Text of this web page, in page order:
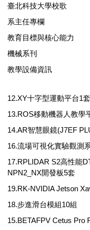
臺北科技大學校歌
系主任專欄
教育目標與核心能力
機械系刊
教學設備資訊
12.XY十字型運動平台1套
13.ROS移動機器人教學
14.AR智慧眼鏡(J7EF
16.流場可視化實驗觀測
17.RPLIDAR S2高性能
NPN2_NX開發板5套
19.RK-NVIDIA Jetson
18.步進滑台模組10組
15.BETAFPV Cetus Pro